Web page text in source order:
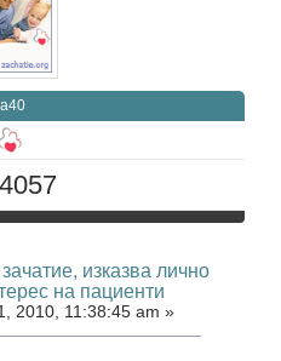
4057
изказва лично
на пациенти
2010, 11:38:45 am »